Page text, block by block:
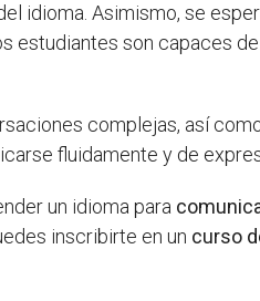
idioma. Asimismo, se
estudiantes son capaces de
complejas, así
fluidamente y de
un idioma para
inscribirte en un curso